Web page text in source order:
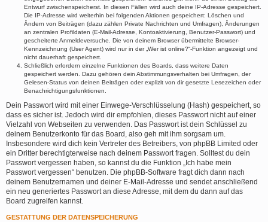
Entwurf zwischenspeicherst. In diesen Fällen wird auch deine IP-Adresse gespeichert.
Die IP-Adresse wird weiterhin bei folgenden Aktionen gespeichert: Löschen und
Ändern von Beiträgen (dazu zählen Private Nachrichten und Umfragen), Änderungen
an zentralen Profildaten (E-Mail-Adresse, Kontoaktivierung, Benutzer-Passwort) und
gescheiterte Anmeldeversuche. Die von deinem Browser übermittelte Browser-
Kennzeichnung (User Agent) wird nur in der „Wer ist online?“-Funktion angezeigt und
nicht dauerhaft gespeichert.
Schließlich erfordern einzelne Funktionen des Boards, dass weitere Daten
gespeichert werden. Dazu gehören dein Abstimmungsverhalten bei Umfragen, der
Gelesen-Status von deinen Beiträgen oder explizit von dir gesetzte Lesezeichen oder
Benachrichtigungsfunktionen.
Dein Passwort wird mit einer Einwege-Verschlüsselung (Hash) gespeichert, so
dass es sicher ist. Jedoch wird dir empfohlen, dieses Passwort nicht auf einer
Vielzahl von Webseiten zu verwenden. Das Passwort ist dein Schlüssel zu
deinem Benutzerkonto für das Board, also geh mit ihm sorgsam um.
Insbesondere wird dich kein Vertreter des Betreibers, von phpBB Limited oder
ein Dritter berechtigterweise nach deinem Passwort fragen. Solltest du dein
Passwort vergessen haben, so kannst du die Funktion „Ich habe mein
Passwort vergessen“ benutzen. Die phpBB-Software fragt dich dann nach
deinem Benutzernamen und deiner E-Mail-Adresse und sendet anschließend
ein neu generiertes Passwort an diese Adresse, mit dem du dann auf das
Board zugreifen kannst.
GESTATTUNG DER DATENSPEICHERUNG